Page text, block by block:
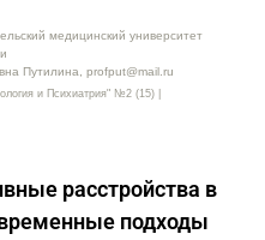
медицинский университет
Путилина, profput@mail.ru
и Психиатрия" №2 (15) |
расстройства в
подходы